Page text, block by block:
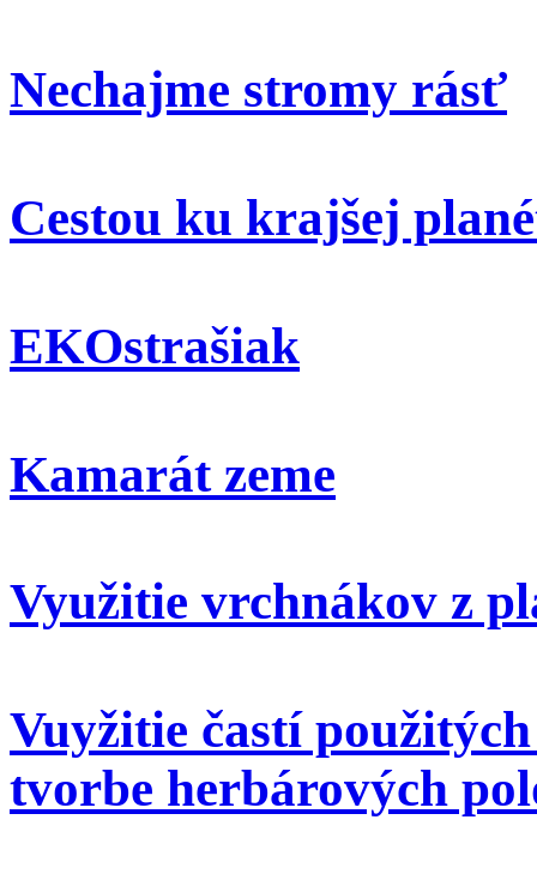
Nechajme stromy rásť
Cestou ku krajšej
EKOstrašiak
Kamarát zeme
Využitie vrchnákov z
Vuyžitie častí
tvorbe herbárových